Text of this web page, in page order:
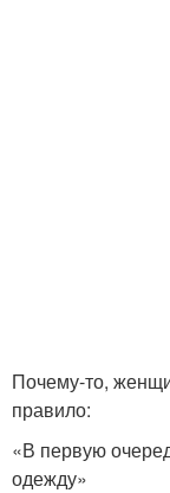
Почему-то,
правило:
«В первую
одежду»